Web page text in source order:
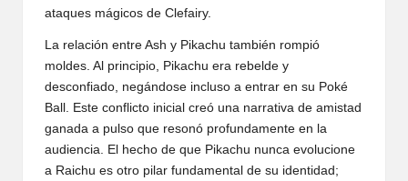
ataques mágicos de Clefairy.
La relación entre Ash y Pikachu también rompió
moldes. Al principio, Pikachu era rebelde y
desconfiado, negándose incluso a entrar en su Poké
Ball. Este conflicto inicial creó una narrativa de amistad
ganada a pulso que resonó profundamente en la
audiencia. El hecho de que Pikachu nunca evolucione
a Raichu es otro pilar fundamental de su identidad;